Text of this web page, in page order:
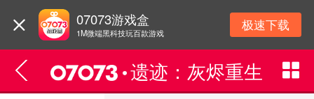
07073游戏盒
1M微端黑科技玩百款游戏 极速下载
遗迹：灰烬重生